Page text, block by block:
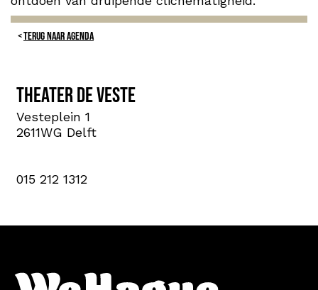
TERUG NAAR AGENDA
Theater de Veste
Vesteplein 1
2611WG Delft
015 212 1312